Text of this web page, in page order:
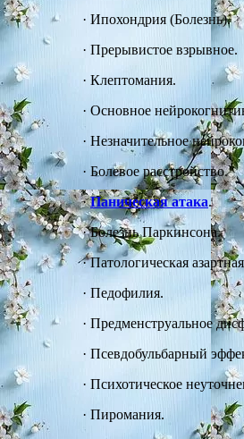
· Ипохондрия (Болезнь).
· Прерывистое взрывное.
· Клептомания.
· Основное
· Незначительное
· Болевое расстройство.
·Паническая атака.
·Болезнь Паркинсона.
·Патологическая
· Педофилия.
· Предменструальное
· Псевдобульбарный
· Психотическое
· Пиромания.